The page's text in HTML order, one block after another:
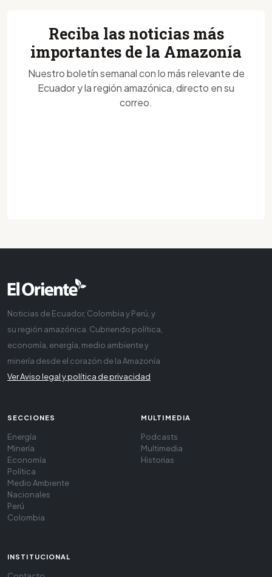
Reciba las noticias más
importantes de la Amazonía
Nuestro boletín semanal con lo más relevante de
Ecuador y la región amazónica, directo en su
correo.
Noticias de Ecuador, Colombia y Perú, y
su región amazónica. Cubriendo política,
economía, energía, medio ambiente y
minería desde el corazón de la Amazonía
Ver Aviso legal y política de privacidad
SECCIONES
Energía
Minería
Economía
Política
Medio Ambiente
Nacionales
Perú
Colombia
MULTIMEDIA
Podcasts
Multimedia
Historias
INSTITUCIONAL